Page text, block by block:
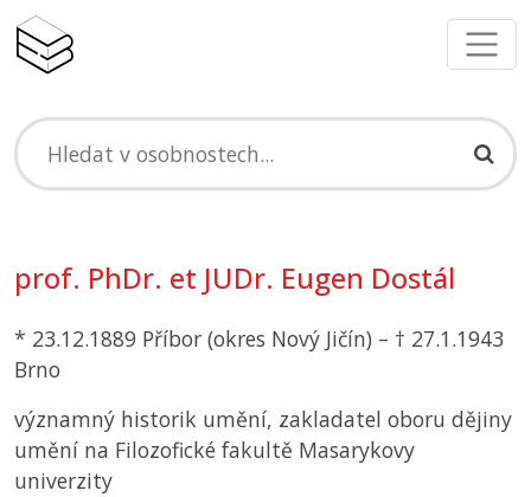
prof. PhDr. et JUDr. Eugen Dostál
* 23.12.1889 Příbor (okres Nový Jičín) – † 27.1.1943
Brno
významný historik umění, zakladatel oboru dějiny
umění na Filozofické fakultě Masarykovy
univerzity